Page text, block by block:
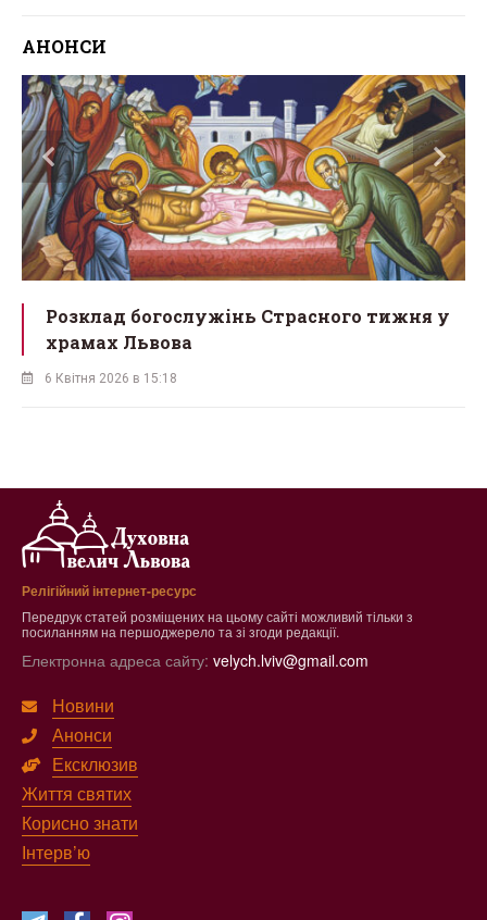
АНОНСИ
Розклад богослужінь Страсного тижня у
храмах Львова
6 Квітня 2026 в 15:18
Релігійний інтернет-ресурс
Передрук статей розміщених на цьому сайті можливий тільки з
посиланням на першоджерело та зі згоди редакції.
Електронна адреса сайту: velych.lviv@gmail.com
Новини
Анонси
Ексклюзив
Життя святих
Корисно знати
Інтерв’ю